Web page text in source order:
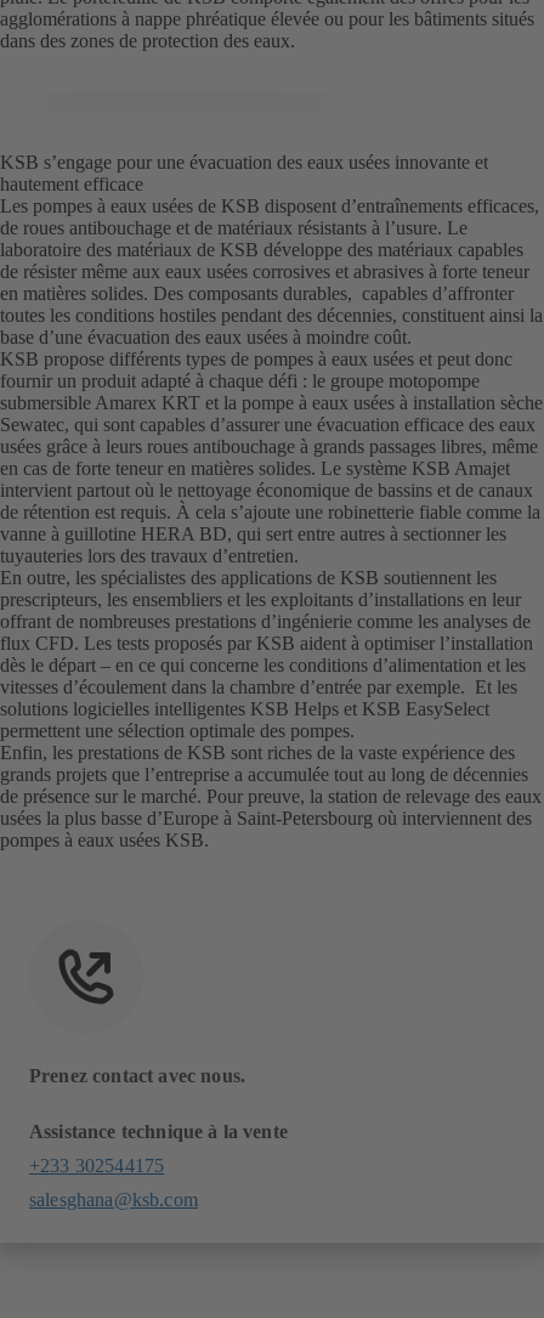
agglomérations à nappe phréatique élevée ou pour les bâtiments situés
dans des zones de protection des eaux.
KSB s’engage pour une évacuation des eaux usées innovante et
hautement efficace
Les pompes à eaux usées de KSB disposent d’entraînements efficaces,
de roues antibouchage et de matériaux résistants à l’usure. Le
laboratoire des matériaux de KSB développe des matériaux capables
de résister même aux eaux usées corrosives et abrasives à forte teneur
en matières solides. Des composants durables, capables d’affronter
toutes les conditions hostiles pendant des décennies, constituent ainsi la
base d’une évacuation des eaux usées à moindre coût.
KSB propose différents types de pompes à eaux usées et peut donc
fournir un produit adapté à chaque défi : le groupe motopompe
submersible Amarex KRT et la pompe à eaux usées à installation sèche
Sewatec, qui sont capables d’assurer une évacuation efficace des eaux
usées grâce à leurs roues antibouchage à grands passages libres, même
en cas de forte teneur en matières solides. Le système KSB Amajet
intervient partout où le nettoyage économique de bassins et de canaux
de rétention est requis. À cela s’ajoute une robinetterie fiable comme la
vanne à guillotine HERA BD, qui sert entre autres à sectionner les
tuyauteries lors des travaux d’entretien.
En outre, les spécialistes des applications de KSB soutiennent les
prescripteurs, les ensembliers et les exploitants d’installations en leur
offrant de nombreuses prestations d’ingénierie comme les analyses de
flux CFD. Les tests proposés par KSB aident à optimiser l’installation
dès le départ – en ce qui concerne les conditions d’alimentation et les
vitesses d’écoulement dans la chambre d’entrée par exemple. Et les
solutions logicielles intelligentes KSB Helps et KSB EasySelect
permettent une sélection optimale des pompes.
Enfin, les prestations de KSB sont riches de la vaste expérience des
grands projets que l’entreprise a accumulée tout au long de décennies
de présence sur le marché. Pour preuve, la station de relevage des eaux
usées la plus basse d’Europe à Saint-Petersbourg où interviennent des
pompes à eaux usées KSB.
Prenez contact avec nous.
Assistance technique à la vente
+233 302544175
salesghana@ksb.com